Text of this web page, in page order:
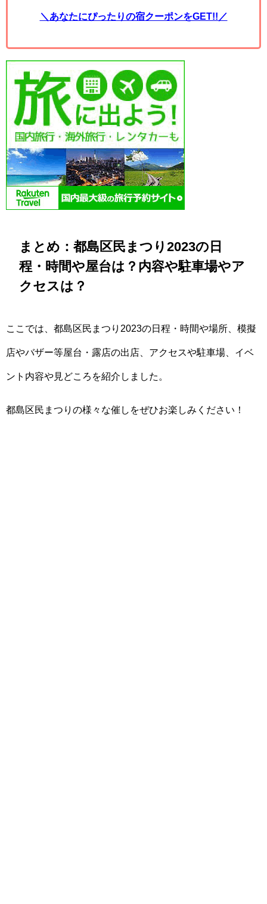
＼あなたにぴったりの宿クーポンをGET!!／
まとめ：都島区民まつり2023の日
程・時間や屋台は？内容や駐車場やア
クセスは？
ここでは、都島区民まつり2023の日程・時間や場所、模擬
店やバザー等屋台・露店の出店、アクセスや駐車場、イベ
ント内容や見どころを紹介しました。
都島区民まつりの様々な催しをぜひお楽しみください！